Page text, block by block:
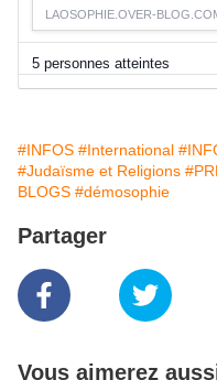
LAOSOPHIE.OVER-
5 personnes atteintes
#INFOS #International
#Judaïsme et Religions
BLOGS #démosophie
Partager
Vous aimerez